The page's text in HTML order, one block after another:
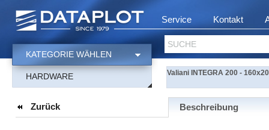
Service Kontakt
SUCHE
KATEGORIE WÄHLEN
HARDWARE Valiani INTEGRA 200 -
Zurück Beschreibung